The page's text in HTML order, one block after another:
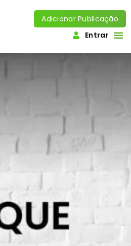
Adicionar Publicação
Entrar